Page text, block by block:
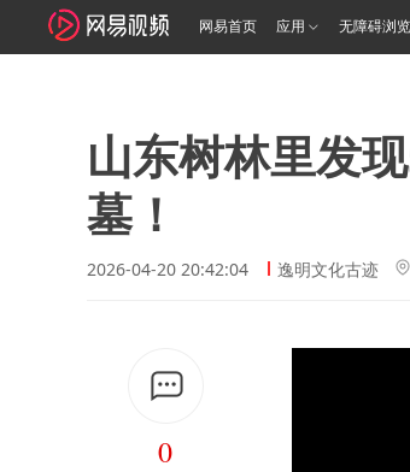
网易首页 应用 无障碍浏览
山东树林里发
墓！
2026-04-20 20:42:04 逸明文化古迹
0